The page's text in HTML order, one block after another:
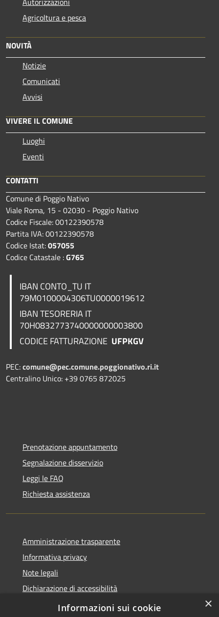
Agricoltura e pesca
NOVITÀ
Notizie
Comunicati
Avvisi
VIVERE IL COMUNE
Luoghi
Eventi
CONTATTI
Comune di Poggio Nativo
Viale Roma, 15 - 02030 - Poggio Nativo
Codice Fiscale: 00122390578
Partita IVA: 00122390578
Codice Istat:057055
Codice Catastale :G765
IBAN CONTO_TU IT
79M0100004306TU0000019612
IBAN TESORERIAIT
70H0832773740000000003800
CODICE FATTURAZIONE UFPKGV
PEC:comune@pec.comune.poggionativo.ri.it
Centralino Unico: +39 0765 872025
Prenotazione appuntamento
Segnalazione disservizio
Leggi le FAQ
Richiesta assistenza
Amministrazione trasparente
Informativa privacy
Note legali
Dichiarazione di accessibilità
IBAN e pagamenti informatici
×
Informazioni sui cookie